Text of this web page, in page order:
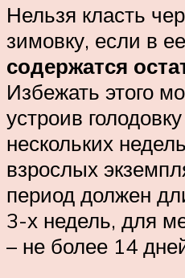
Нельзя класть
зимовку, если в
содержатся
Избежать этого
устроив
нескольких
взрослых
период должен
3-х недель, для
– не более 14